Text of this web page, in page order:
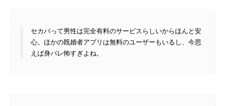
セカパって男性は完全有料のサービスらしいからほんと安
心。ほかの既婚者アプリは無料のユーザーもいるし、今思
えば身バレ怖すぎよね。